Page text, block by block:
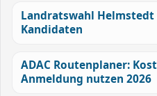
Landratswahl Helmstedt
Kandidaten
ADAC Routenplaner:
Anmeldung nutzen 2026